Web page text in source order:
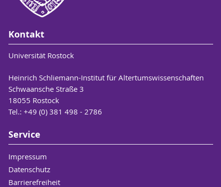
Kontakt
Universität Rostock
Heinrich Schliemann-Institut für Altertumswissenschaften
Schwaansche Straße 3
18055 Rostock
Tel.: +49 (0) 381 498 - 2786
Service
Impressum
Datenschutz
Barrierefreiheit